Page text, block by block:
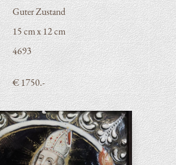
Guter Zustand
15 cm x 12 cm
4693
€ 1750.-